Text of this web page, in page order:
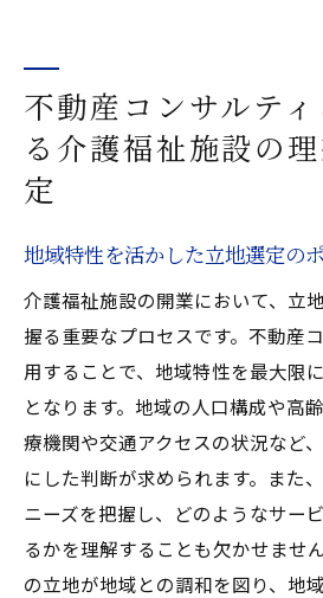
不動産コンサルタント
る
不動産コンサルティング
与える影響
市場動向を読み解くプロ
リスク管理と不動産選定
開業を成功に導くための
コンプライアンス重視の
不動産コンサルティン
な開業
不動産コンサルティングを活
不動産コンサルテ
る介護福祉施設の
定
地域特性を活かした立地選定の
介護福祉施設の開業において、立
握る重要なプロセスです。不動産
用することで、地域特性を最大限
となります。地域の人口構成や高
療機関や交通アクセスの状況など
にした判断が求められます。また
ニーズを把握し、どのようなサー
るかを理解することも欠かせませ
の立地が地域との調和を図り、地